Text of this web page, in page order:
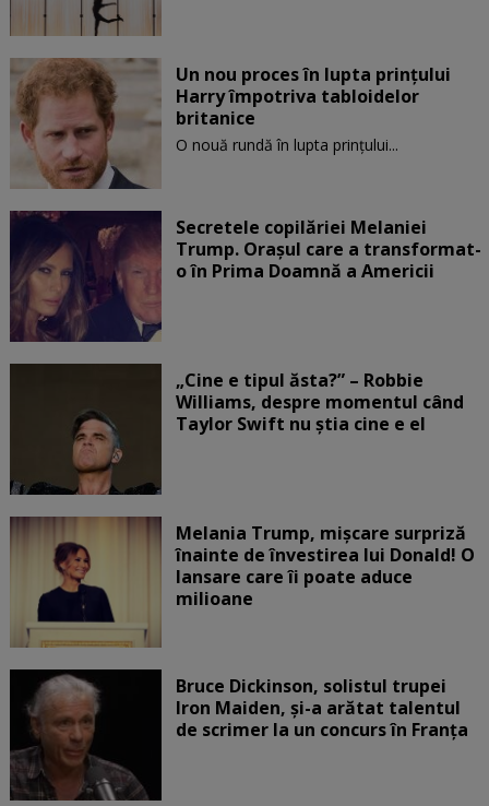
Un nou proces în lupta prinţului
Harry împotriva tabloidelor
britanice
O nouă rundă în lupta prinţului...
Secretele copilăriei Melaniei
Trump. Orașul care a transformat-
o în Prima Doamnă a Americii
„Cine e tipul ăsta?” – Robbie
Williams, despre momentul când
Taylor Swift nu știa cine e el
Melania Trump, mișcare surpriză
înainte de învestirea lui Donald! O
lansare care îi poate aduce
milioane
Bruce Dickinson, solistul trupei
Iron Maiden, şi-a arătat talentul
de scrimer la un concurs în Franţa